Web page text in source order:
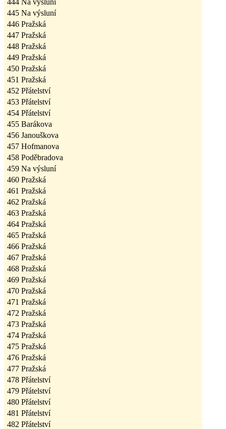
444 Na výsluní
445 Na výsluní
446 Pražská
447 Pražská
448 Pražská
449 Pražská
450 Pražská
451 Pražská
452 Přátelství
453 Přátelství
454 Přátelství
455 Barákova
456 Janouškova
457 Hofmanova
458 Poděbradova
459 Na výsluní
460 Pražská
461 Pražská
462 Pražská
463 Pražská
464 Pražská
465 Pražská
466 Pražská
467 Pražská
468 Pražská
469 Pražská
470 Pražská
471 Pražská
472 Pražská
473 Pražská
474 Pražská
475 Pražská
476 Pražská
477 Pražská
478 Přátelství
479 Přátelství
480 Přátelství
481 Přátelství
482 Přátelství